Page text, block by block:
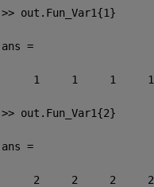
>> out.Fun_Var1{1}
ans =
     1     1     1     1
>> out.Fun_Var1{2}
ans =
     2     2     2     2